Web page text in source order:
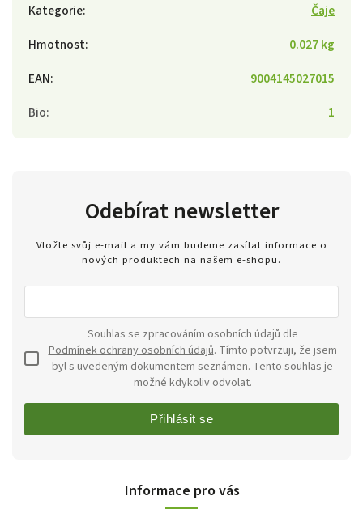
Kategorie:
Čaje
Hmotnost:
0.027 kg
EAN:
9004145027015
Bio: 1
Odebírat newsletter
Vložte svůj e-mail a my vám budeme zasílat informace o
nových produktech na našem e-shopu.
Podmínek ochrany osobních údajů. Tímto potvrzuji, že jsem
byl s uvedeným dokumentem seznámen. Tento souhlas je
možné kdykoliv odvolat.
Přihlásit se
Informace pro vás